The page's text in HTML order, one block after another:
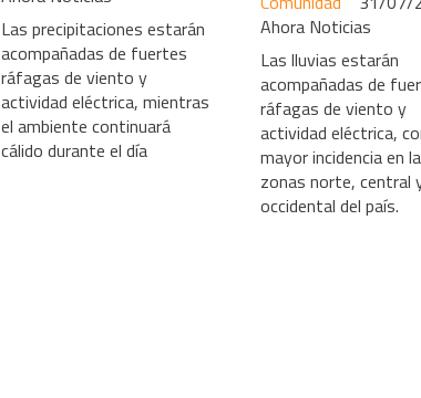
Las precipitaciones estarán
acompañadas de fuertes
ráfagas de viento y
actividad eléctrica, mientras
el ambiente continuará
cálido durante el día
Ahora Noticias
Las lluvias estarán
acompañadas de
ráfagas de viento y
actividad eléctrica,
mayor incidencia en
zonas norte, central
occidental del país.